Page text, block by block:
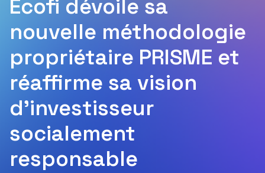
Ecofi dévoile sa
nouvelle méthodologie
propriétaire PRISME et
réaffirme sa vision
d’investisseur
socialement
responsable